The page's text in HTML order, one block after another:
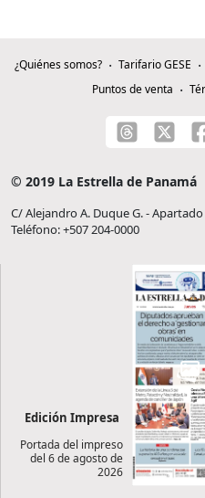
¿Quiénes somos? Tarifario GESE
Puntos de venta
© 2019 La Estrella de Panamá
C/ Alejandro A. Duque G. -
Teléfono: +507 204-0000
Edición Impresa
Portada del impreso
del 6 de agosto de
2026